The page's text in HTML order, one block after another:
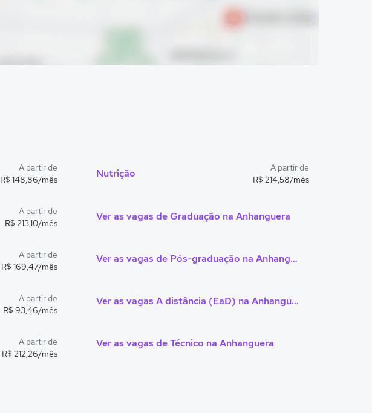
A partir de
R$ 148,86/mês
A partir de
R$ 213,10/mês
A partir de
R$ 169,47/mês
A partir de
R$ 93,46/mês
A partir de
R$ 212,26/mês
Nutrição
A partir de
R$ 214,58/mês
Ver as vagas de Graduação na Anhanguera
Ver as vagas de Pós-graduação na Anhanguera
Ver as vagas A distância (EaD) na Anhanguera
Ver as vagas de Técnico na Anhanguera